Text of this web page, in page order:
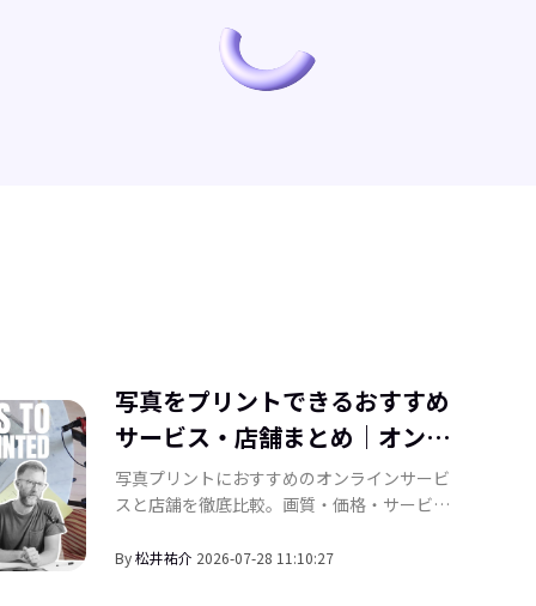
写真をプリントできるおすすめ
サービス・店舗まとめ｜オンラ
インと実店舗の選び方
写真プリントにおすすめのオンラインサービ
スと店舗を徹底比較。画質・価格・サービス
準備のコツも紹介します。
By松井祐介 2026-07-28 11:10:27